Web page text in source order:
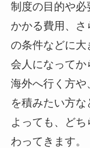
制度の目的や必
かかる費用、
の条件などに大
会人になってか
海外へ行く方や
を積みたい方
よっても、ど
わってきます。